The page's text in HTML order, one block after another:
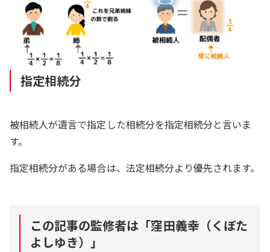
指定相続分
被相続人が遺言で指定した相続分を指定相続分と言いま
す。
指定相続分がある場合は、法定相続分より優先されます。
この記事の監修者は「窪田義幸（くぼた
よしゆき） 」